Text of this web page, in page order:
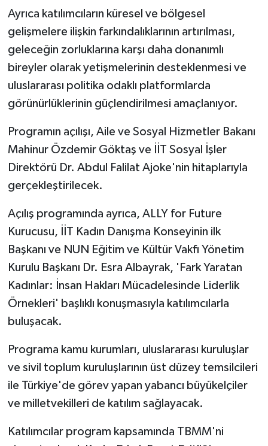
Ayrıca katılımcıların küresel ve bölgesel
gelişmelere ilişkin farkındalıklarının artırılması,
geleceğin zorluklarına karşı daha donanımlı
bireyler olarak yetişmelerinin desteklenmesi ve
uluslararası politika odaklı platformlarda
görünürlüklerinin güçlendirilmesi amaçlanıyor.
Programın açılışı, Aile ve Sosyal Hizmetler Bakanı
Mahinur Özdemir Göktaş ve İİT Sosyal İşler
Direktörü Dr. Abdul Falilat Ajoke'nin hitaplarıyla
gerçekleştirilecek.
Açılış programında ayrıca, ALLY for Future
Kurucusu, İİT Kadın Danışma Konseyinin ilk
Başkanı ve NUN Eğitim ve Kültür Vakfı Yönetim
Kurulu Başkanı Dr. Esra Albayrak, 'Fark Yaratan
Kadınlar: İnsan Hakları Mücadelesinde Liderlik
Örnekleri' başlıklı konuşmasıyla katılımcılarla
buluşacak.
Programa kamu kurumları, uluslararası kuruluşlar
ve sivil toplum kuruluşlarının üst düzey temsilcileri
ile Türkiye'de görev yapan yabancı büyükelçiler
ve milletvekilleri de katılım sağlayacak.
Katılımcılar program kapsamında TBMM'ni